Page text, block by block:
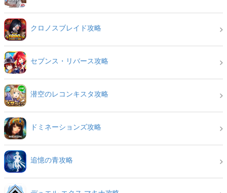
クロノスブレイド攻略
セブンス・リバース攻略
潜空のレコンキスタ攻略
ドミネーションズ攻略
追憶の青攻略